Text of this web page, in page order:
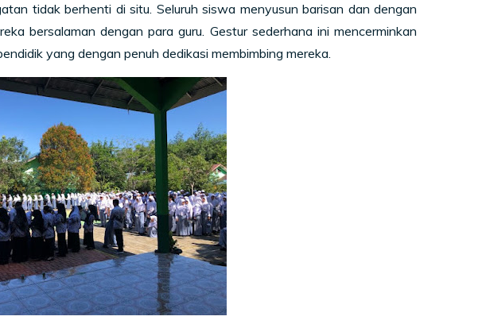
tidak berhenti di situ. Seluruh siswa menyusun barisan dan dengan
bersalaman dengan para guru. Gestur sederhana ini mencerminkan
yang dengan penuh dedikasi membimbing mereka.